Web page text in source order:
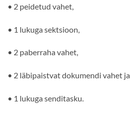
• 2 peidetud vahet,
• 1 lukuga sektsioon,
• 2 paberraha vahet,
• 2 läbipaistvat dokumendi vahet ja
• 1 lukuga senditasku.